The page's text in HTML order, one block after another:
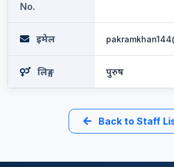
No.
इमेल
लिङ्ग पुरुष
Back to Staff